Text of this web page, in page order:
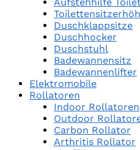
Duschklappsitze
Duschhocker
Duschstuhl
Badewannensitz
Badewannenlifter
Elektromobile
Rollatoren
Indoor Rollatoren
Outdoor
Carbon Rollator
Arthritis Rollator